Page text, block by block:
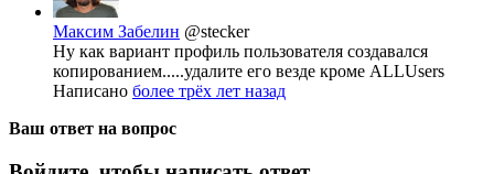
Максим Забелин @stecker
Ну как вариант профиль пользователя создавался
копированием.....удалите его везде кроме ALLUsers
Написано более трёх лет назад
Ваш ответ на вопрос